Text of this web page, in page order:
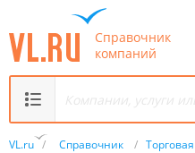
Справочник
компаний
VL.ru / Справочник /